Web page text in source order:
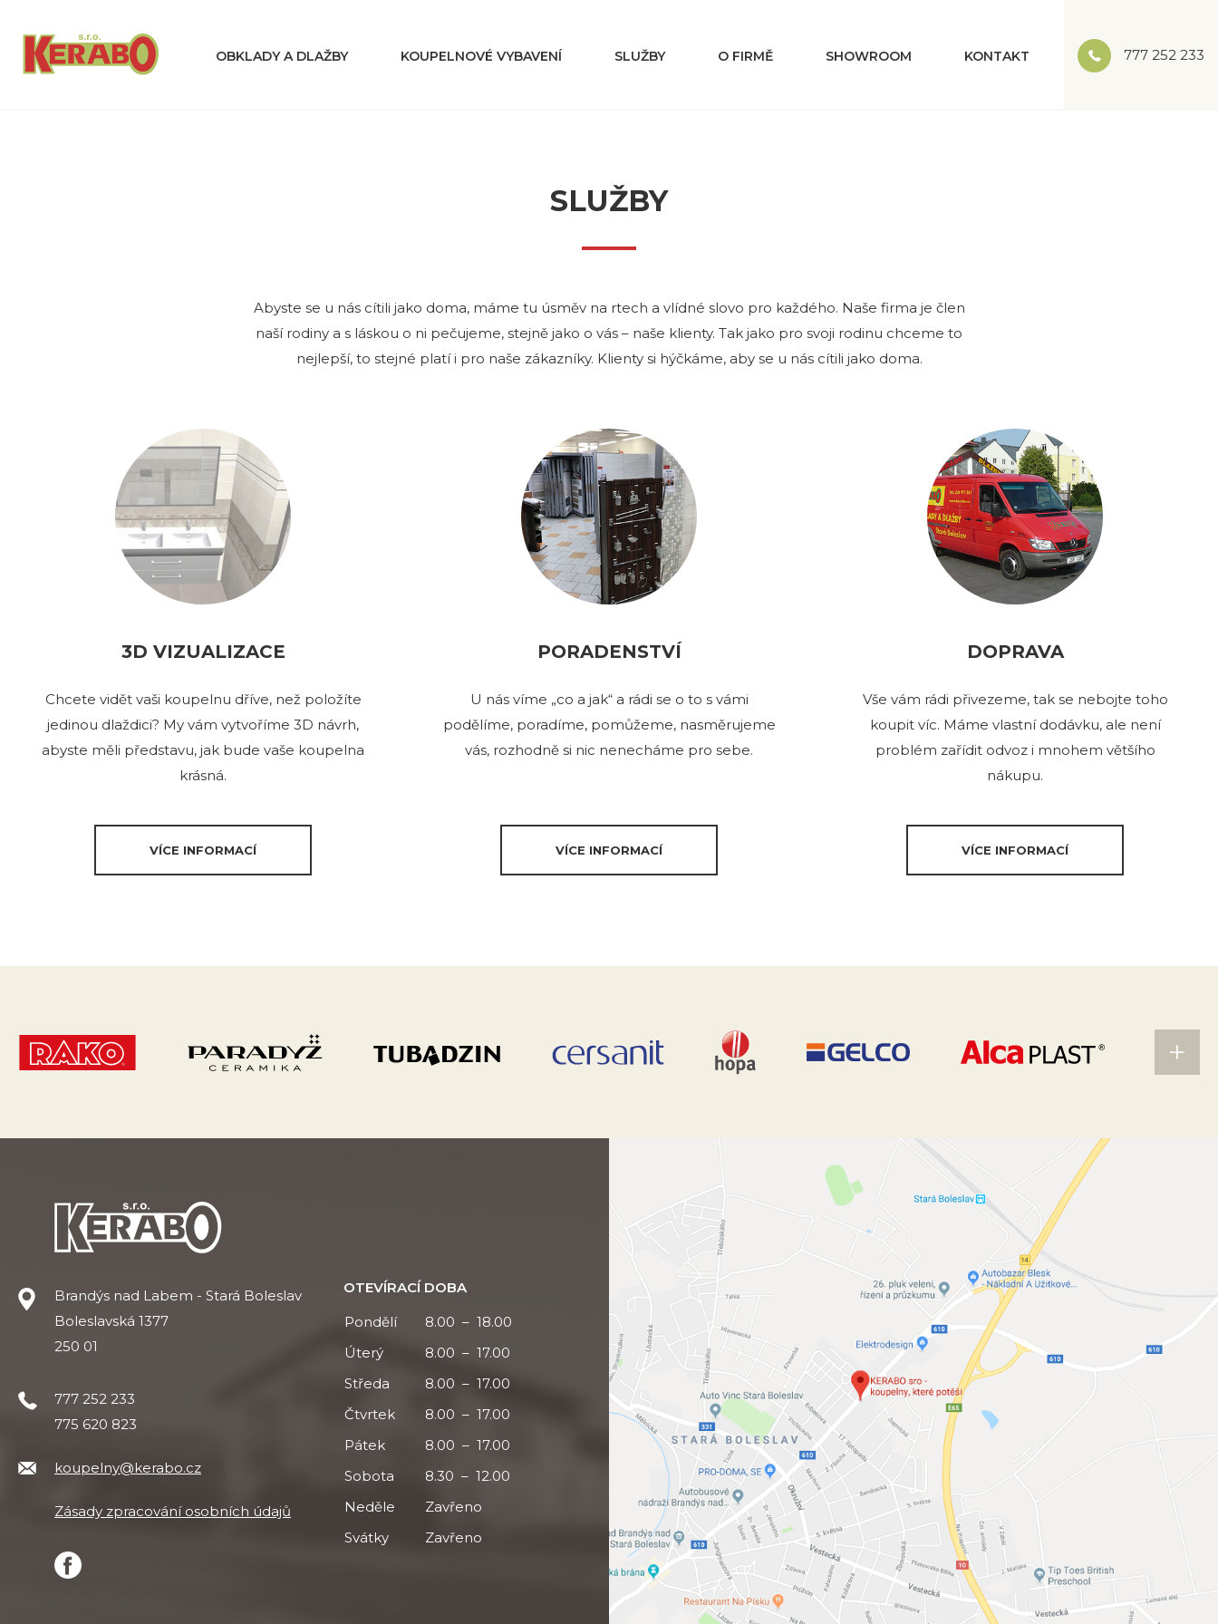
OBKLADY A DLAŽBY KOUPELNOVÉ VYBAVENÍ SLUŽBY O FIRMĚ SHOWROOM KONTAKT 777 252 233
SLUŽBY
Abyste se u nás cítili jako doma, máme tu úsměv na rtech a vlídné slovo pro každého. Naše firma je člen
naší rodiny a s láskou o ni pečujeme, stejně jako o vás – naše klienty. Tak jako pro svoji rodinu chceme to
nejlepší, to stejné platí i pro naše zákazníky. Klienty si hýčkáme, aby se u nás cítili jako doma.
3D VIZUALIZACE
Chcete vidět vaši koupelnu dříve, než položíte
jedinou dlaždici? My vám vytvoříme 3D návrh,
abyste měli představu, jak bude vaše koupelna
krásná.
VÍCE INFORMACÍ
PORADENSTVÍ
U nás víme „co a jak“ a rádi se o to s vámi
podělíme, poradíme, pomůžeme, nasměrujeme
vás, rozhodně si nic nenecháme pro sebe.
VÍCE INFORMACÍ
DOPRAVA
Vše vám rádi přivezeme, tak se nebojte toho
koupit víc. Máme vlastní dodávku, ale není
problém zařídit odvoz i mnohem většího
nákupu.
VÍCE INFORMACÍ
+
Brandýs nad Labem - Stará Boleslav
Boleslavská 1377
250 01
777 252 233
775 620 823
koupelny@kerabo.cz
Zásady zpracování osobních údajů
OTEVÍRACÍ DOBA
Pondělí
8.00 – 18.00
Úterý
8.00 – 17.00
Středa
8.00 – 17.00
Čtvrtek
8.00 – 17.00
Pátek
8.00 – 17.00
Sobota
8.30 – 12.00
Neděle
Zavřeno
Svátky
Zavřeno